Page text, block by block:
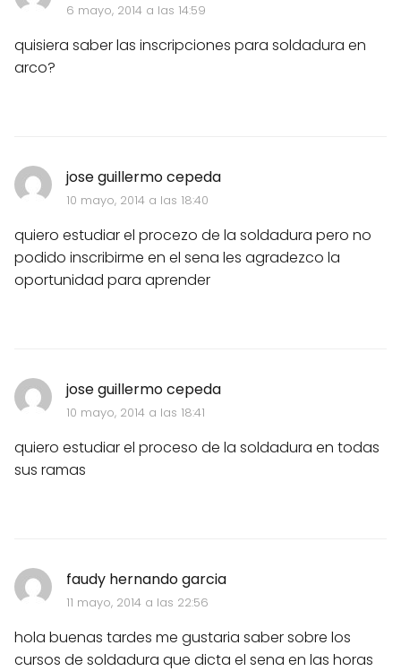
6 mayo, 2014 a las 14:59
quisiera saber las inscripciones para soldadura en
arco?
jose guillermo cepeda
10 mayo, 2014 a las 18:40
quiero estudiar el procezo de la soldadura pero no
podido inscribirme en el sena les agradezco la
oportunidad para aprender
jose guillermo cepeda
10 mayo, 2014 a las 18:41
quiero estudiar el proceso de la soldadura en todas
sus ramas
faudy hernando garcia
11 mayo, 2014 a las 22:56
hola buenas tardes me gustaria saber sobre los
cursos de soldadura que dicta el sena en las horas